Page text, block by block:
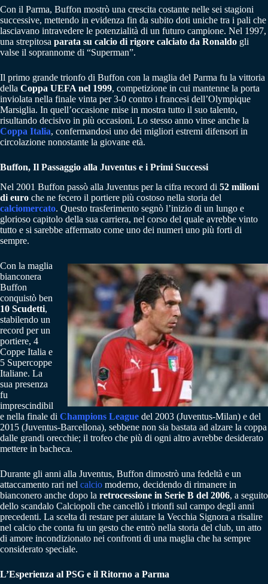
Con il Parma, Buffon mostrò una crescita costante nelle sei stagioni
successive, mettendo in evidenza fin da subito doti uniche tra i pali che
lasciavano intravedere le potenzialità di un futuro campione. Nel 1997,
una strepitosa parata su calcio di rigore calciato da Ronaldo gli
valse il soprannome di “Superman”.
Il primo grande trionfo di Buffon con la maglia del Parma fu la vittoria
della Coppa UEFA nel 1999, competizione in cui mantenne la porta
inviolata nella finale vinta per 3-0 contro i francesi dell’Olympique
Marsiglia. In quell’occasione mise in mostra tutto il suo talento,
risultando decisivo in più occasioni. Lo stesso anno vinse anche la
Coppa Italia, confermandosi uno dei migliori estremi difensori in
circolazione nonostante la giovane età.
Buffon, Il Passaggio alla Juventus e i Primi Successi
Nel 2001 Buffon passò alla Juventus per la cifra record di 52 milioni
di euro che ne fecero il portiere più costoso nella storia del
calciomercato. Questo trasferimento segnò l’inizio di un lungo e
glorioso capitolo della sua carriera, nel corso del quale avrebbe vinto
tutto e si sarebbe affermato come uno dei numeri uno più forti di
sempre.
Con la maglia
bianconera
Buffon
conquistò ben
10 Scudetti,
stabilendo un
record per un
portiere, 4
Coppe Italia e
5 Supercoppe
Italiane. La
sua presenza
fu
imprescindibil
e nella finale di Champions League del 2003 (Juventus-Milan) e del
2015 (Juventus-Barcellona), sebbene non sia bastata ad alzare la coppa
dalle grandi orecchie; il trofeo che più di ogni altro avrebbe desiderato
mettere in bacheca.
Durante gli anni alla Juventus, Buffon dimostrò una fedeltà e un
attaccamento rari nel calcio moderno, decidendo di rimanere in
bianconero anche dopo la retrocessione in Serie B del 2006, a seguito
dello scandalo Calciopoli che cancellò i trionfi sul campo degli anni
precedenti. La scelta di restare per aiutare la Vecchia Signora a risalire
nel calcio che conta fu un gesto che entrò nella storia del club, un atto
di amore incondizionato nei confronti di una maglia che ha sempre
considerato speciale.
L’Esperienza al PSG e il Ritorno a Parma